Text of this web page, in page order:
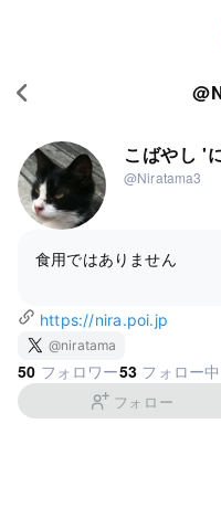
@
こばやし '
@Niratama3
食用ではありません
https://nira.poi.jp
@niratama
50 フォロワー53 フォロー中
フォロー